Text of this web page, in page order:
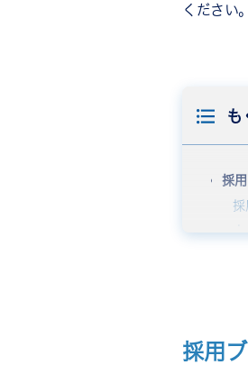
ください。
も
採
中
中
採用